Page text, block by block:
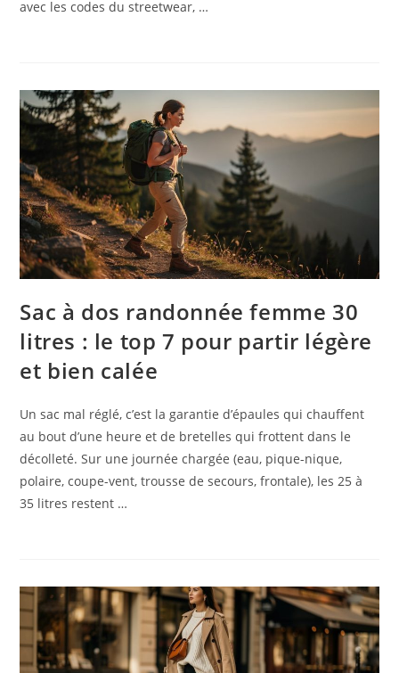
avec les codes du streetwear, …
Sac à dos randonnée femme 30
litres : le top 7 pour partir légère
et bien calée
Un sac mal réglé, c’est la garantie d’épaules qui chauffent
au bout d’une heure et de bretelles qui frottent dans le
décolleté. Sur une journée chargée (eau, pique-nique,
polaire, coupe-vent, trousse de secours, frontale), les 25 à
35 litres restent …